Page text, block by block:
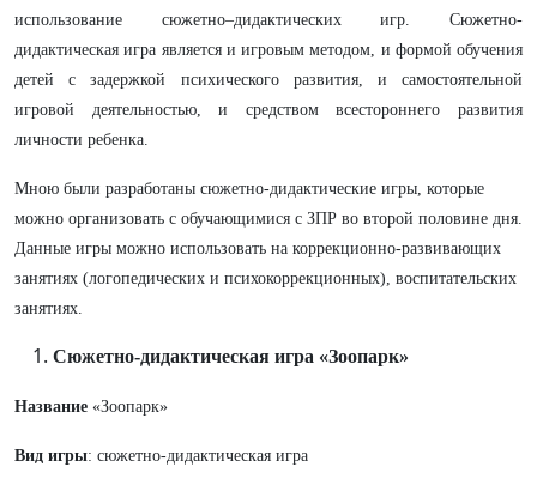
использование сюжетно–дидактических игр. Сюжетно-
дидактическая игра является и игровым методом, и формой обучения
детей с задержкой психического развития, и самостоятельной
игровой деятельностью, и средством всестороннего развития
личности ребенка.
Мною были разработаны сюжетно-дидактические игры, которые
можно организовать с обучающимися с ЗПР во второй половине дня.
Данные игры можно использовать на коррекционно-развивающих
занятиях (логопедических и психокоррекционных), воспитательских
занятиях.
Сюжетно-дидактическая игра «Зоопарк»
Название «Зоопарк»
Вид игры: сюжетно-дидактическая игра